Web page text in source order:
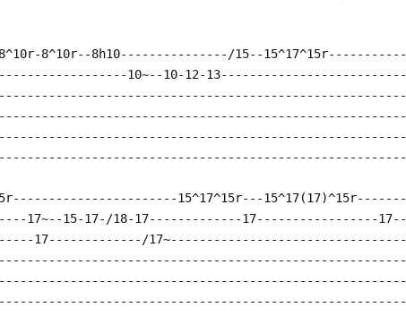
8^10r--8h10---------------/15--15^17^15r-----------
10~--10-12-13--------------------------
15^17^15r---15^17(17)^15r-------
17~--15-17-/18-17-------------17-----------------17--
17-------------/17~---------------------------------